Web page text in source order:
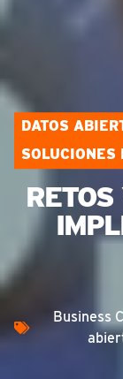
DATOS
SOLUCIONES
Business